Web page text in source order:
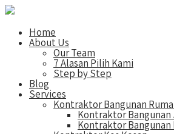
Home
About Us
Our Team
7 Alasan Pilih Kami
Step by Step
Blog
Services
Kontraktor Bangunan
Kontraktor Bangunan
Kontraktor Bangunan